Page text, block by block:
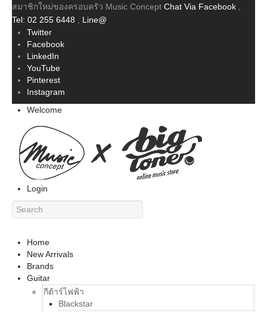
สมาชิกใหม่ของครอบครัว Music Concept Chat Via Facebook
Tel: 02 255 6448
Line@
Twitter
Facebook
LinkedIn
YouTube
Pinterest
Instagram
Welcome
Login
Home
New Arrivals
Brands
Guitar
กีต้าร์ไฟฟ้า
Blackstar